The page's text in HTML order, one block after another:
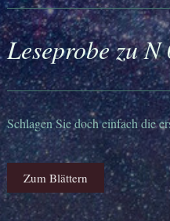
Leseprobe zu
Schlagen Sie doch einfach die
Zum Blättern